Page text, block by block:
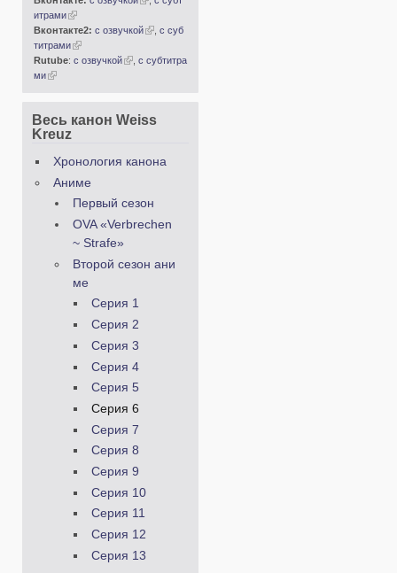
итрами
Вконтакте2: с озвучкой
с суб
титрами
Rutube: с озвучкой
с субтитра
ми
Весь канон Weiss
Kreuz
Хронология канона
Аниме
Первый сезон
OVA «Verbrechen
~ Strafe»
Второй сезон ани
ме
Серия 1
Серия 2
Серия 3
Серия 4
Серия 5
Серия 6
Серия 7
Серия 8
Серия 9
Серия 10
Серия 11
Серия 12
Серия 13